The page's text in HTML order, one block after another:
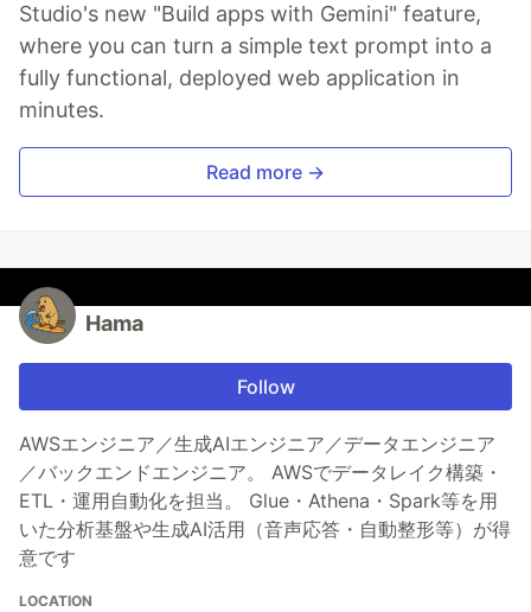
Studio's new "Build apps with Gemini" feature,
where you can turn a simple text prompt into a
fully functional, deployed web application in
minutes.
Read more →
Hama
Follow
AWSエンジニア／生成AIエンジニア／データエンジニア
／バックエンドエンジニア。 AWSでデータレイク構築・
ETL・運用自動化を担当。 Glue・Athena・Spark等を用
いた分析基盤や生成AI活用（音声応答・自動整形等）が得
意です
LOCATION